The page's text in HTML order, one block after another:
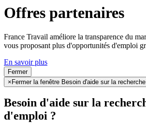
Offres partenaires
France Travail améliore la transparence du
vous proposant plus d'opportunités d'emploi
En savoir plus
Fermer
×Fermer la fenêtre Besoin d'aide sur la
Besoin d'aide sur la
d'emploi ?